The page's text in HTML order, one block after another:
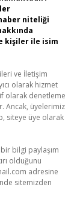
niteliği
kişiler ile isim
ve İletişim
olarak hizmet
olarak denetleme
Ancak, üyelerimiz
siteye üye olarak
bilgi paylaşım
olduğunu
adresine
sitemizden